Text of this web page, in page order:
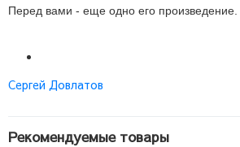
Перед вами - еще одно его произведение.
Сергей Довлатов
Рекомендуемые товары